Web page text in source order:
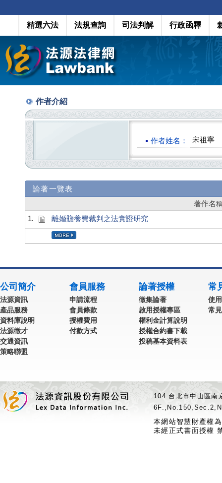
精選六法 法規查詢 司法判解 行政函釋
作者介紹
作者姓名： 宋祖寧
論著一覽表
著作名
1.
離婚贍養費裁判之法實證研究
公司簡介
法源資訊
產品服務
資料庫說明
法源徵才
交通資訊
策略聯盟
會員服務
申請流程
會員條款
授權費用
付款方式
論著授權
徵集論著
啟用授權專區
權利金計算說明
授權合約書下載
投稿基本資料表
常
使
常
104 台北市中山區
本網站智慧財產權
未經正式書面授權